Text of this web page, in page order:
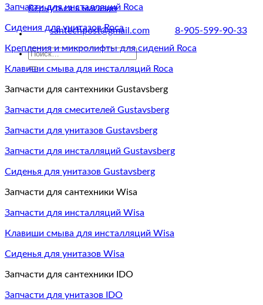
Вернуться в магазин
santechpost@gmail.com 8-905-599-90-33
Искать:
Запчасти для инсталляций Roca
Сидения для унитазов Roca
Крепления и микролифты для сидений Roca
Клавиши смыва для инсталляций Roca
Запчасти для сантехники Gustavsberg
Запчасти для смесителей Gustavsberg
Запчасти для унитазов Gustavsberg
Запчасти для инсталляций Gustavsberg
Сиденья для унитазов Gustavsberg
Запчасти для сантехники Wisa
Запчасти для инсталляций Wisa
Клавиши смыва для инсталляций Wisa
Сиденья для унитазов Wisa
Запчасти для сантехники IDO
Запчасти для унитазов IDO